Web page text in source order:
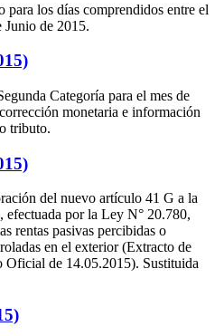
los días comprendidos entre el
Junio de 2015.
Categoría para el mes de
monetaria e información
tributo.
del nuevo artículo 41 G a la
efectuada por la Ley N° 20.780,
rentas pasivas percibidas o
en el exterior (Extracto de
de 14.05.2015). Sustituida